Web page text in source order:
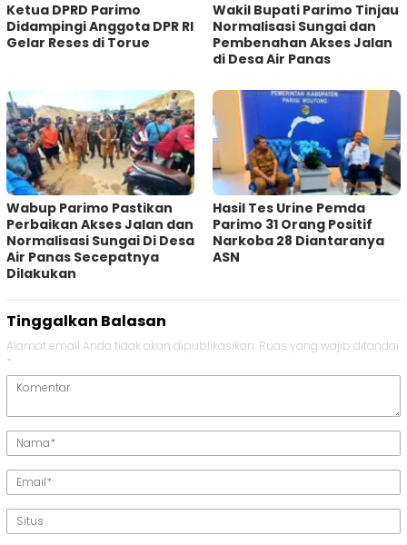
Ketua DPRD Parimo
Didampingi Anggota DPR RI
Gelar Reses di Torue
Wakil Bupati Parimo Tinjau
Normalisasi Sungai dan
Pembenahan Akses Jalan
di Desa Air Panas
Wabup Parimo Pastikan
Perbaikan Akses Jalan dan
Normalisasi Sungai Di Desa
Air Panas Secepatnya
Dilakukan
Hasil Tes Urine Pemda
Parimo 31 Orang Positif
Narkoba 28 Diantaranya
ASN
Tinggalkan Balasan
Alamat email Anda tidak akan dipublikasikan. Ruas yang wajib ditandai
*